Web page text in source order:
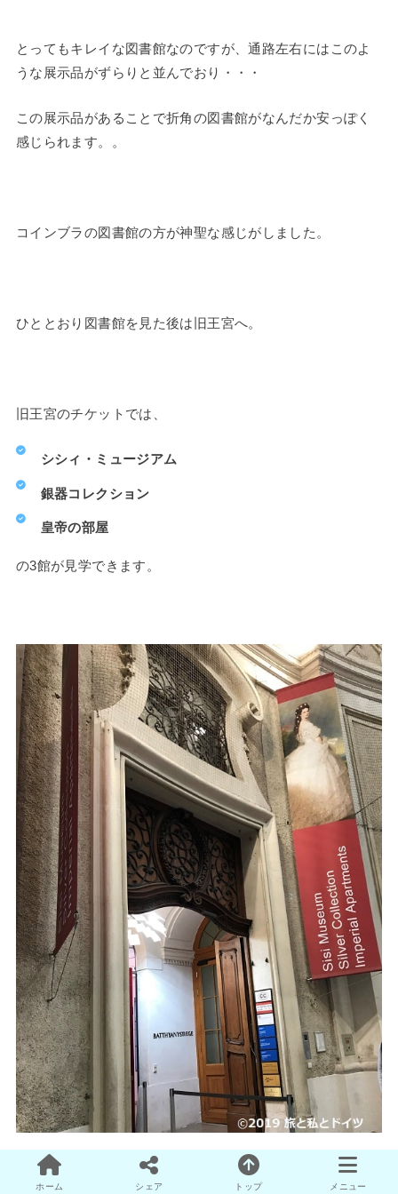
とってもキレイな図書館なのですが、通路左右にはこのよ
うな展示品がずらりと並んでおり・・・
この展示品があることで折角の図書館がなんだか安っぽく
感じられます。。
コインブラの図書館の方が神聖な感じがしました。
ひととおり図書館を見た後は旧王宮へ。
旧王宮のチケットでは、
シシィ・ミュージアム
銀器コレクション
皇帝の部屋
の3館が見学できます。
ホーム シェア トップ メニュー